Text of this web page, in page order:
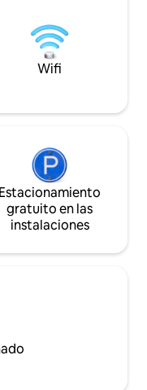
simplemente
locales para
Vandemere,
Wifi
Estacionamiento
gratuito en las
instalaciones